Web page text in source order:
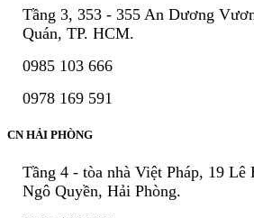
Tầng 3, 353 - 355 An Dương
Quán, TP. HCM.
0985 103 666
0978 169 591
CN HẢI PHÒNG
Tầng 4 - tòa nhà Việt Pháp, 19 Lê
Ngô Quyền, Hải Phòng.